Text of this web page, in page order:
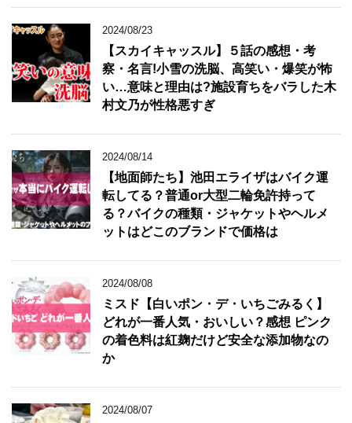
2024/08/23
【スカイキャッスル】５話の感想・考
察・名言!小雪の洗脳、高笑い・爆笑が怖
い…意味と理由は?施設育ちをバラした木
村文乃が性格悪すぎ
2024/08/14
【地面師たち】池田エライザはバイク運
転してる？普通or大型二輪免許持って
る？バイクの種類・ジャケットやヘルメ
ットはどこのブランドで価格は
2024/08/08
ミスド【白いポン・デ・いちごみるく】
どれが一番人気・おいしい？感想 ピンク
の着色料は紅麹だけど安全な添加物なの
か
2024/08/07